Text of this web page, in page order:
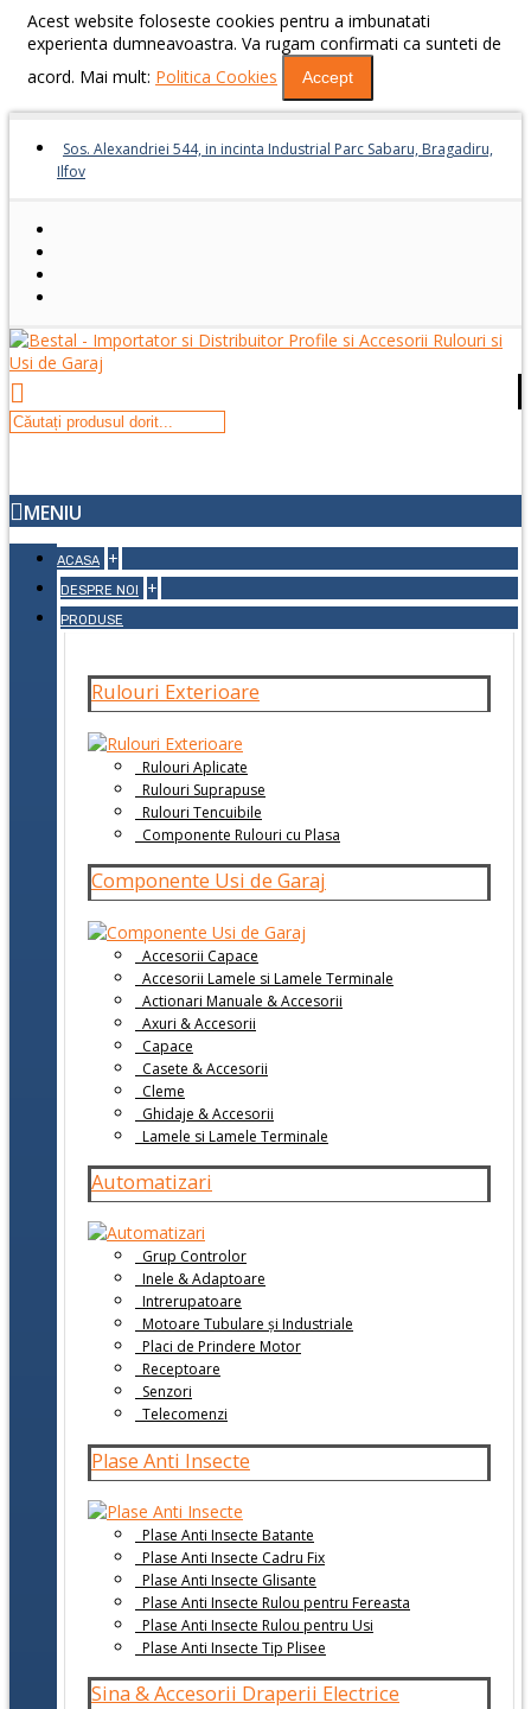
Acest website foloseste cookies pentru a imbunatati
experienta dumneavoastra. Va rugam confirmati ca sunteti de
acord. Mai mult: Politica Cookies Accept
Sos. Alexandriei 544, in incinta Industrial Parc Sabaru, Bragadiru,
Ilfov
MENIU
ACASA +
DESPRE NOI +
PRODUSE
Rulouri Exterioare
Rulouri Aplicate
Rulouri Suprapuse
Rulouri Tencuibile
Componente Rulouri cu Plasa
Componente Usi de Garaj
Accesorii Capace
Accesorii Lamele si Lamele Terminale
Actionari Manuale & Accesorii
Axuri & Accesorii
Capace
Casete & Accesorii
Cleme
Ghidaje & Accesorii
Lamele si Lamele Terminale
Automatizari
Grup Controlor
Inele & Adaptoare
Intrerupatoare
Motoare Tubulare și Industriale
Placi de Prindere Motor
Receptoare
Senzori
Telecomenzi
Plase Anti Insecte
Plase Anti Insecte Batante
Plase Anti Insecte Cadru Fix
Plase Anti Insecte Glisante
Plase Anti Insecte Rulou pentru Fereasta
Plase Anti Insecte Rulou pentru Usi
Plase Anti Insecte Tip Plisee
Sina & Accesorii Draperii Electrice